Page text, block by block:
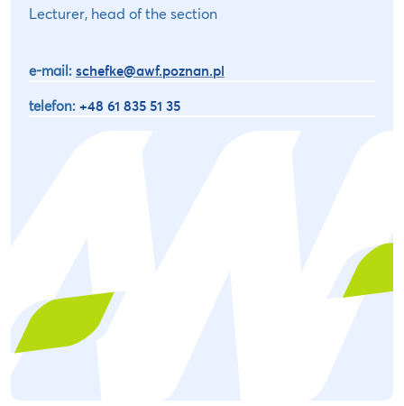
Lecturer, head of the section
e-mail: schefke@awf.poznan.pl
telefon: +48 61 835 51 35